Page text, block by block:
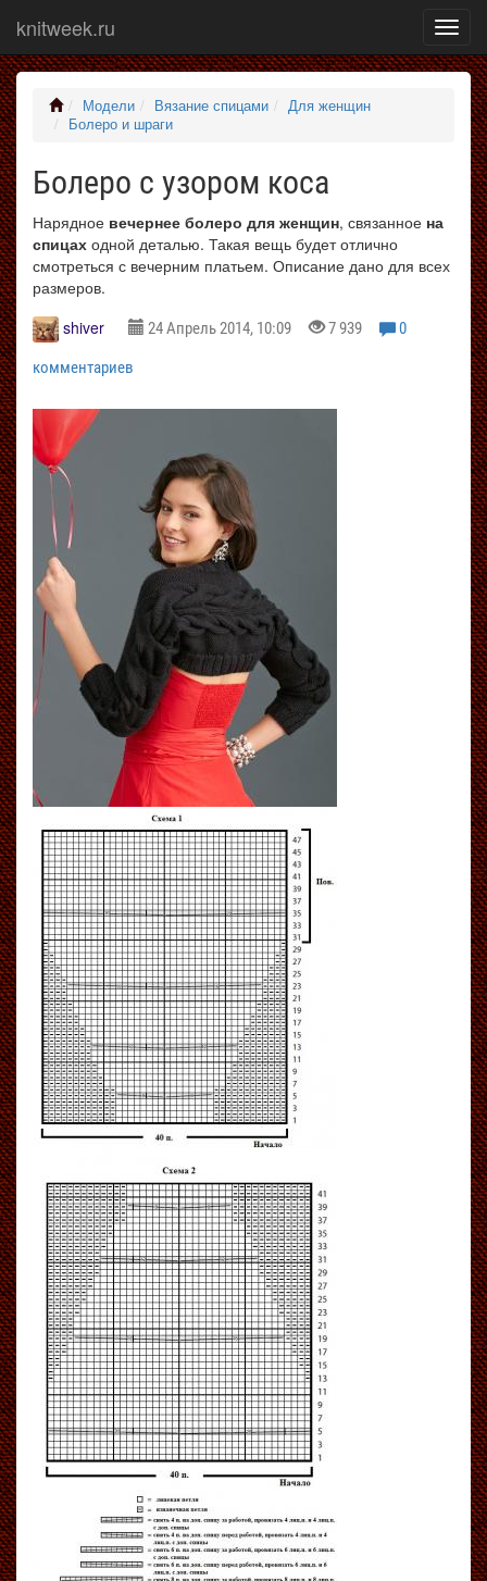
меню
knitweek.ru
Модели Вязание спицами
Для женщин
Болеро и шраги
Болеро с узором коса
Нарядное вечернее болеро для женщин, связанное на
спицах одной деталью. Такая вещь будет отлично
смотреться с вечерним платьем. Описание дано для всех
размеров.
shiver
24 Апрель 2014, 10:09 7 939
0
комментариев